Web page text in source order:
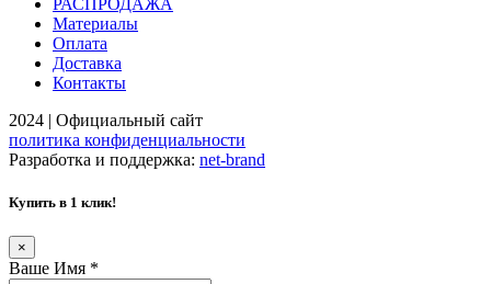
Материалы
Оплата
Доставка
Контакты
2024 | Официальный сайт
политика конфиденциальности
Разработка и поддержка: net-brand
Купить в 1 клик!
×
Ваше Имя *